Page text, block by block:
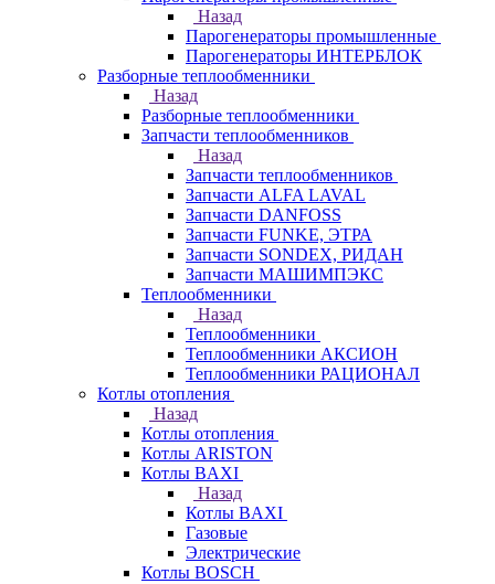
Назад
Парогенераторы промышленные
Парогенераторы ИНТЕРБЛОК
Разборные теплообменники
Назад
Разборные теплообменники
Запчасти теплообменников
Назад
Запчасти теплообменников
Запчасти ALFA LAVAL
Запчасти DANFOSS
Запчасти FUNKE, ЭТРА
Запчасти SONDEX, РИДАН
Запчасти МАШИМПЭКС
Теплообменники
Назад
Теплообменники
Теплообменники АКСИОН
Теплообменники РАЦИОНАЛ
Котлы отопления
Назад
Котлы отопления
Котлы ARISTON
Котлы BAXI
Назад
Котлы BAXI
Газовые
Электрические
Котлы BOSCH